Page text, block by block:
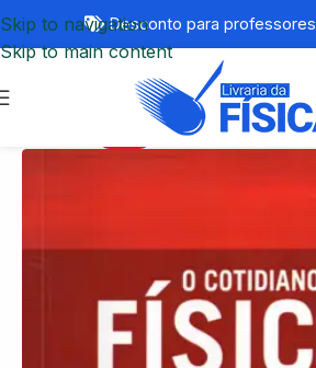
Skip to navigation
Skip to main content
Desconto para professores,